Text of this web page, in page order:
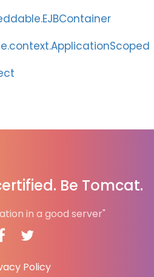
Be Tomcat.
in a good server"
Policy